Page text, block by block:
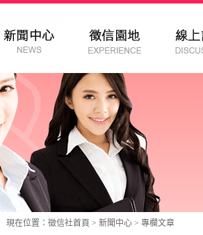
現在位置： 徵信社首頁 > 新聞中心 > 專欄文章